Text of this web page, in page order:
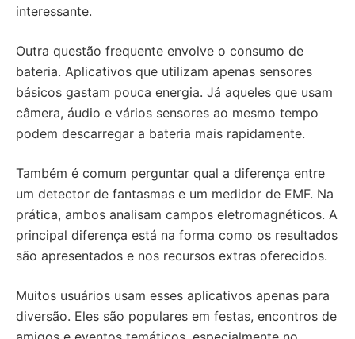
interessante.
Outra questão frequente envolve o consumo de
bateria. Aplicativos que utilizam apenas sensores
básicos gastam pouca energia. Já aqueles que usam
câmera, áudio e vários sensores ao mesmo tempo
podem descarregar a bateria mais rapidamente.
Também é comum perguntar qual a diferença entre
um detector de fantasmas e um medidor de EMF. Na
prática, ambos analisam campos eletromagnéticos. A
principal diferença está na forma como os resultados
são apresentados e nos recursos extras oferecidos.
Muitos usuários usam esses aplicativos apenas para
diversão. Eles são populares em festas, encontros de